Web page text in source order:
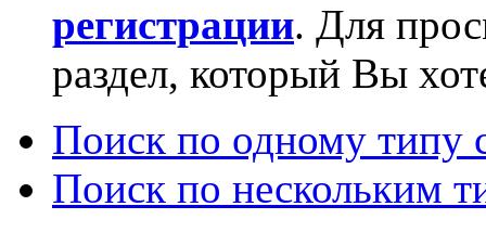
регистрации. Для
раздел, который Вы
Поиск по одному типу
Поиск по нескольким